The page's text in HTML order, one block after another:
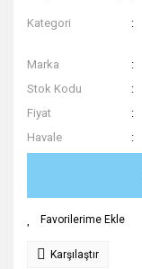
Kategori
Marka
Stok Kodu
Fiyat
Havale
Karşılaştır